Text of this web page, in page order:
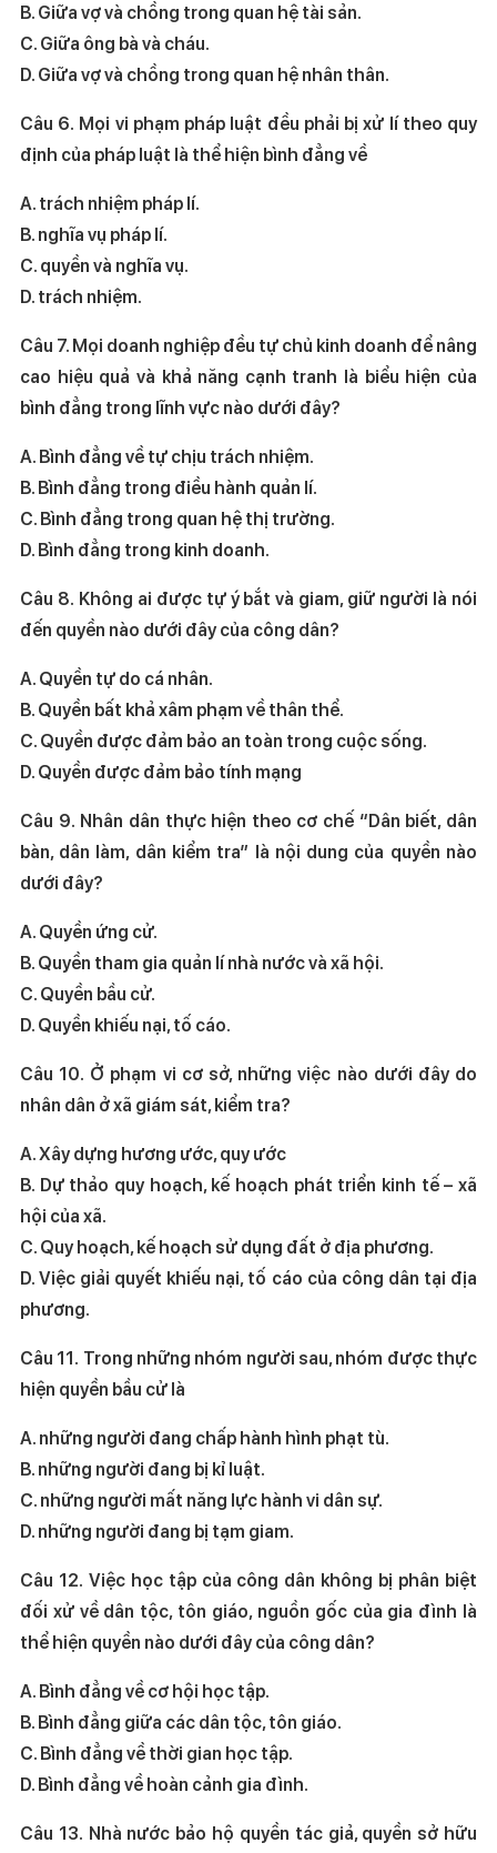
B. Giữa vợ và chồng trong quan hệ tài sản.
C. Giữa ông bà và cháu.
D. Giữa vợ và chồng trong quan hệ nhân thân.
Câu 6. Mọi vi phạm pháp luật đều phải bị xử lí theo quy
định của pháp luật là thể hiện bình đẳng về
A. trách nhiệm pháp lí.
B. nghĩa vụ pháp lí.
C. quyền và nghĩa vụ.
D. trách nhiệm.
Câu 7. Mọi doanh nghiệp đều tự chủ kinh doanh để nâng
cao hiệu quả và khả năng cạnh tranh là biểu hiện của
bình đẳng trong lĩnh vực nào dưới đây?
A. Bình đẳng về tự chịu trách nhiệm.
B. Bình đẳng trong điều hành quản lí.
C. Bình đẳng trong quan hệ thị trường.
D. Bình đẳng trong kinh doanh.
Câu 8. Không ai được tự ý bắt và giam, giữ người là nói
đến quyền nào dưới đây của công dân?
A. Quyền tự do cá nhân.
B. Quyền bất khả xâm phạm về thân thể.
C. Quyền được đảm bảo an toàn trong cuộc sống.
D. Quyền được đảm bảo tính mạng
Câu 9. Nhân dân thực hiện theo cơ chế “Dân biết, dân
bàn, dân làm, dân kiểm tra” là nội dung của quyền nào
dưới đây?
A. Quyền ứng cử.
B. Quyền tham gia quản lí nhà nước và xã hội.
C. Quyền bầu cử.
D. Quyền khiếu nại, tố cáo.
Câu 10. Ở phạm vi cơ sở, những việc nào dưới đây do
nhân dân ở xã giám sát, kiểm tra?
A. Xây dựng hương ước, quy ước
B. Dự thảo quy hoạch, kế hoạch phát triển kinh tế – xã
hội của xã.
C. Quy hoạch, kế hoạch sử dụng đất ở địa phương.
D. Việc giải quyết khiếu nại, tố cáo của công dân tại địa
phương.
Câu 11. Trong những nhóm người sau, nhóm được thực
hiện quyền bầu cử là
A. những người đang chấp hành hình phạt tù.
B. những người đang bị kỉ luật.
C. những người mất năng lực hành vi dân sự.
D. những người đang bị tạm giam.
Câu 12. Việc học tập của công dân không bị phân biệt
đối xử về dân tộc, tôn giáo, nguồn gốc của gia đình là
thể hiện quyền nào dưới đây của công dân?
A. Bình đẳng về cơ hội học tập.
B. Bình đẳng giữa các dân tộc, tôn giáo.
C. Bình đẳng về thời gian học tập.
D. Bình đẳng về hoàn cảnh gia đình.
Câu 13. Nhà nước bảo hộ quyền tác giả, quyền sở hữu